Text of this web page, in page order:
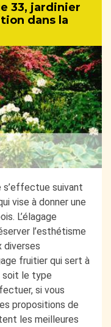
33, jardinier
dans la
s’effectue suivant
vise à donner une
L’élagage
l’esthétisme
diverses
fruitier qui sert à
soit le type
si vous
propositions de
les meilleures